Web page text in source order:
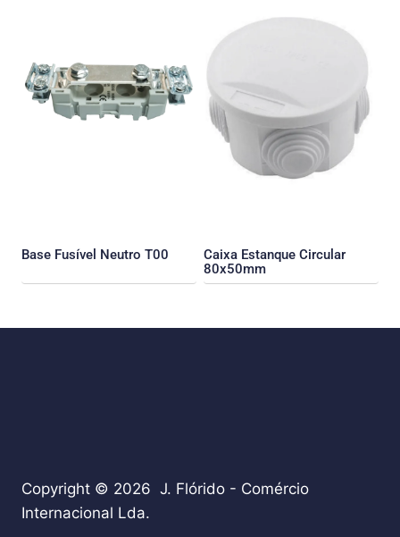
Base Fusível Neutro T00
Caixa Estanque Circular
80x50mm
Copyright © 2026 J. Flórido - Comércio
Internacional Lda.